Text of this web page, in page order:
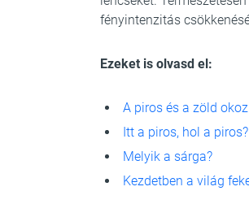
fényintenzitás
Ezeket is olvasd el:
A piros és a zöld
Itt a piros, hol a piros?
Melyik a sárga?
Kezdetben a világ